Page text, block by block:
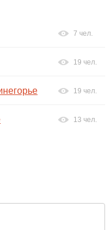
7 чел.
19 чел.
19 чел.
13 чел.